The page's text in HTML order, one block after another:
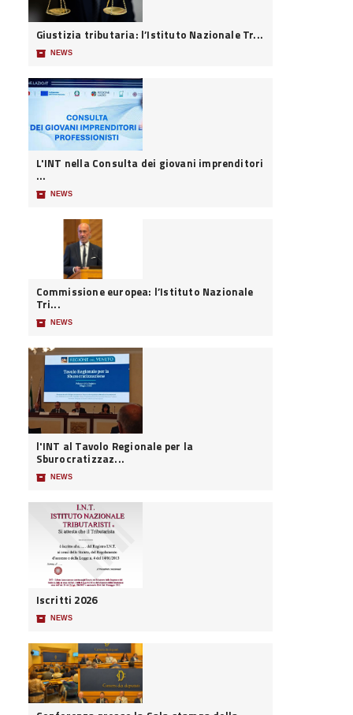
Giustizia tributaria: l’Istituto Nazionale Tr...
📦 NEWS
L'INT nella Consulta dei giovani imprenditori
...
📦 NEWS
Commissione europea: l’Istituto Nazionale
Tri...
📦 NEWS
l'INT al Tavolo Regionale per la
Sburocratizzaz...
📦 NEWS
Iscritti 2026
📦 NEWS